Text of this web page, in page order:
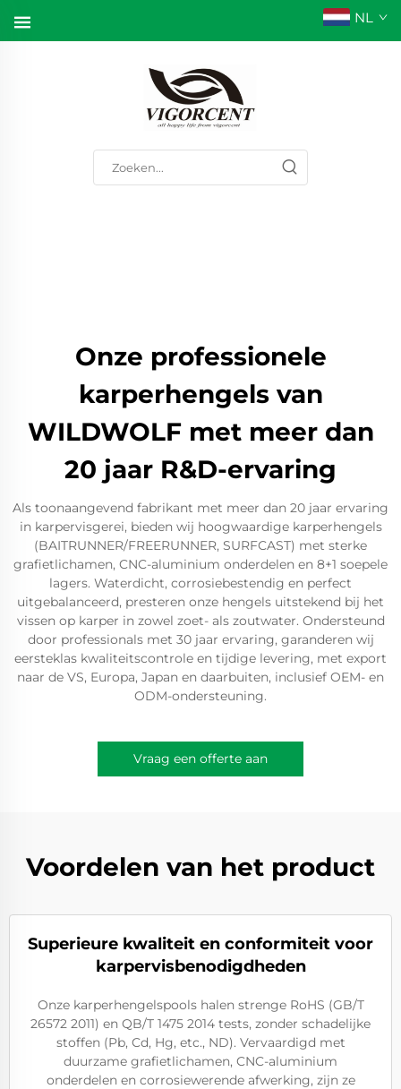
NL
Onze professionele
karperhengels van
WILDWOLF met meer dan
20 jaar R&D-ervaring
Als toonaangevend fabrikant met meer dan 20 jaar ervaring
in karpervisgerei, bieden wij hoogwaardige karperhengels
(BAITRUNNER/FREERUNNER, SURFCAST) met sterke
grafietlichamen, CNC-aluminium onderdelen en 8+1 soepele
lagers. Waterdicht, corrosiebestendig en perfect
uitgebalanceerd, presteren onze hengels uitstekend bij het
vissen op karper in zowel zoet- als zoutwater. Ondersteund
door professionals met 30 jaar ervaring, garanderen wij
eersteklas kwaliteitscontrole en tijdige levering, met export
naar de VS, Europa, Japan en daarbuiten, inclusief OEM- en
ODM-ondersteuning.
Vraag een offerte aan
Voordelen van het product
Superieure kwaliteit en conformiteit voor
karpervisbenodigdheden
Onze karperhengelspools halen strenge RoHS (GB/T
26572 2011) en QB/T 1475 2014 tests, zonder schadelijke
stoffen (Pb, Cd, Hg, etc., ND). Vervaardigd met
duurzame grafietlichamen, CNC-aluminium
onderdelen en corrosiewerende afwerking, zijn ze